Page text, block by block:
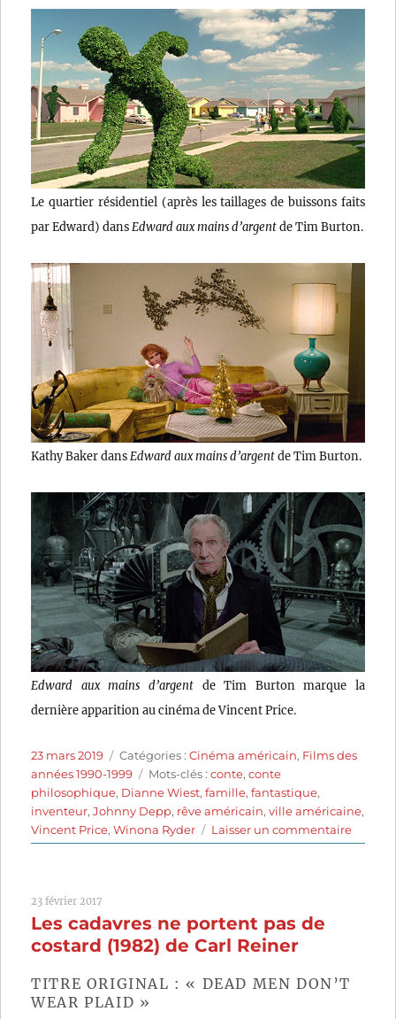
Le quartier résidentiel (après les taillages de buissons faits
par Edward) dansEdward aux mains d’argentde Tim Burton.
Kathy Baker dansEdward aux mains d’argentde Tim Burton.
Edward aux mains d’argentde Tim Burton marque la
dernière apparition au cinéma de Vincent Price.
Publié
le
23 mars 2019 Catégories
Catégories :Cinéma américain, Films des
années 1990-1999
Étiquettes
Mots-clés :conte,conte
philosophique, Dianne Wiest,famille,fantastique,
inventeur,Johnny Depp, rêve américain,ville américaine,
Vincent Price,Winona Ryder Laisser un commentairesur
Edward
23 février 2017
Les cadavres ne portent pas de
costard (1982) de Carl Reiner
TITRE ORIGINAL : « DEAD MEN DON’T
WEAR PLAID »